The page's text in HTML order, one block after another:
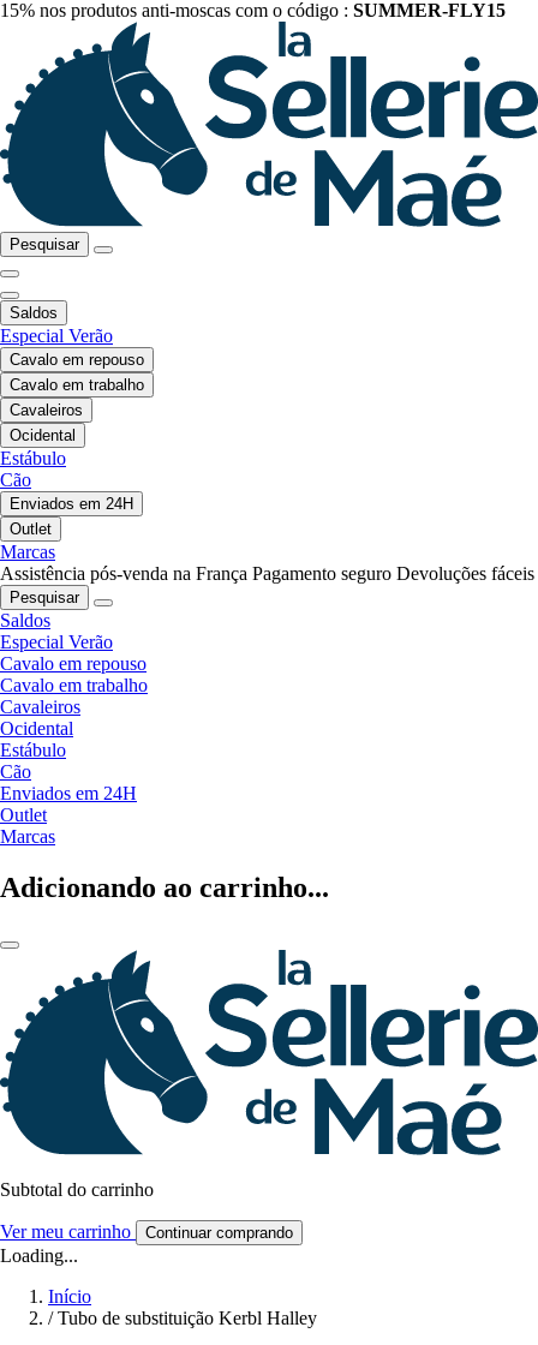
15% nos produtos anti-moscas com o código : SUMMER-FLY15
Pesquisar
Saldos
Especial Verão
Cavalo em repouso
Cavalo em trabalho
Cavaleiros
Ocidental
Estábulo
Cão
Enviados em 24H
Outlet
Marcas
Assistência pós-venda na França Pagamento seguro Devoluções fáceis
Pesquisar
Saldos
Especial Verão
Cavalo em repouso
Cavalo em trabalho
Cavaleiros
Ocidental
Estábulo
Cão
Enviados em 24H
Outlet
Marcas
Adicionando ao carrinho...
Subtotal do carrinho
Ver meu carrinho Continuar comprando
Loading...
Início
/ Tubo de substituição Kerbl Halley